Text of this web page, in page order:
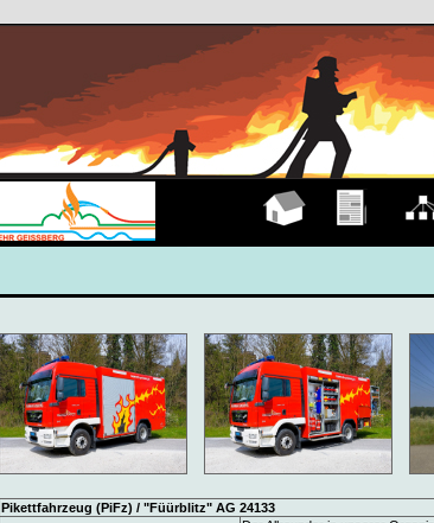
Pikettfahrzeug (PiFz) / "Füürblitz" AG 24133